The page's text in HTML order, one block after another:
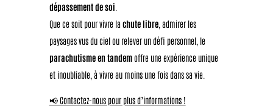
dépassement de soi
Que ce soit pour vivre lachute libre, admirer les
paysages vus du ciel ou relever un défi personnel, le
parachutisme en tandemoffre une expérience unique
et inoubliable, à vivre au moins une fois dans sa vie.
📢 Contactez-nous pour plus d’informations !